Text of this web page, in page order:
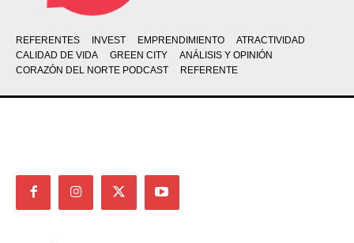
REFERENTES INVEST EMPRENDIMIENTO
ATRACTIVIDAD
CALIDAD DE VIDA
GREEN CITY
ANÁLISIS Y OPINIÓN
CORAZÓN DEL NORTE PODCAST
REFERENTE